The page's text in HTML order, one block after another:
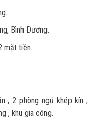
Bình Dương.
mặt tiền.
, 2 phòng ngủ khép kín ,
, khu gia công.